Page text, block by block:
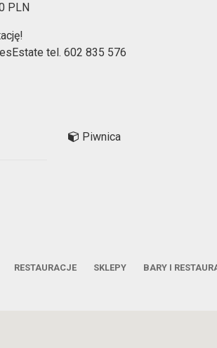
PLN
tel. 602 835 576
Piwnica
RESTAURACJE SKLEPY BARY I